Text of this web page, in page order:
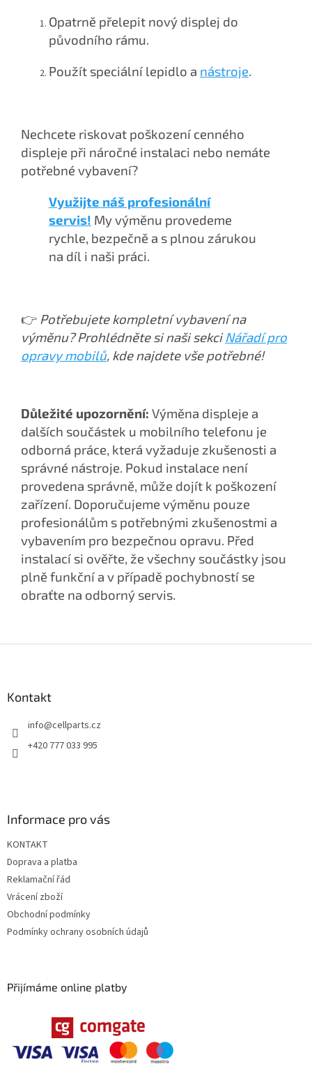
Opatrně přelepit nový displej do
původního rámu.
Použít speciální lepidlo a nástroje.
Nechcete riskovat poškození cenného
displeje při náročné instalaci nebo nemáte
potřebné vybavení?
Využijte náš profesionální
servis! My výměnu provedeme
rychle, bezpečně a s plnou zárukou
na díl i naši práci.
👉 Potřebujete kompletní vybavení na
výměnu? Prohlédněte si naši sekciNářadí pro
opravy mobilů, kde najdete vše potřebné!
Důležité upozornění: Výměna displeje a
dalších součástek u mobilního telefonu je
odborná práce, která vyžaduje zkušenosti a
správné nástroje. Pokud instalace není
provedena správně, může dojít k poškození
zařízení. Doporučujeme výměnu pouze
profesionálům s potřebnými zkušenostmi a
vybavením pro bezpečnou opravu. Před
instalací si ověřte, že všechny součástky jsou
plně funkční a v případě pochybností se
obraťte na odborný servis.
Kontakt
info@cellparts.cz
+420 777 033 995
Informace pro vás
KONTAKT
Doprava a platba
Reklamační řád
Vrácení zboží
Obchodní podmínky
Podmínky ochrany osobních údajů
Přijímáme online platby